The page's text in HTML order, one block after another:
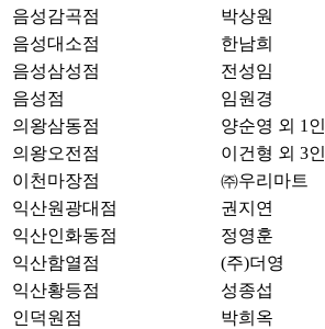
음성감곡점
박상원
음성대소점
한남희
음성삼성점
전성임
음성점
임원경
의왕삼동점
양순영 외 1인
의왕오전점
이건형 외 3인
이천마장점
㈜우리마트
익산원광대점
권지연
익산인화동점
정영훈
익산함열점
(주)더영
익산황등점
성종섭
인덕원점
박희옥